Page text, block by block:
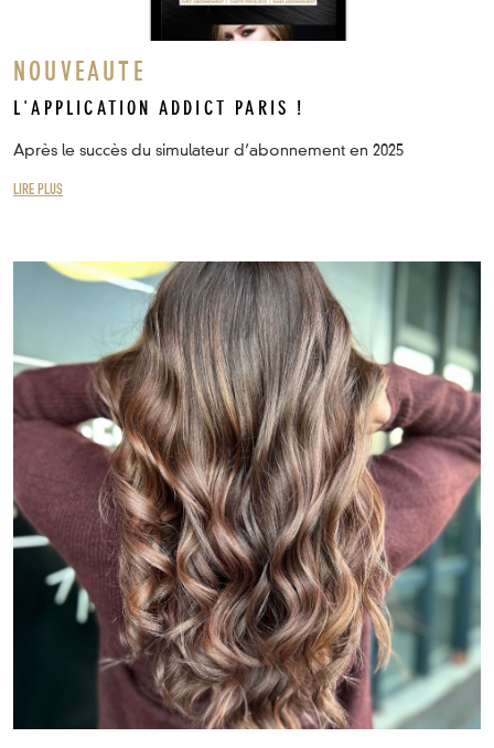
NOUVEAUTE
L'APPLICATION ADDICT PARIS !
Après le succès du simulateur d’abonnement en 2025
LIRE PLUS